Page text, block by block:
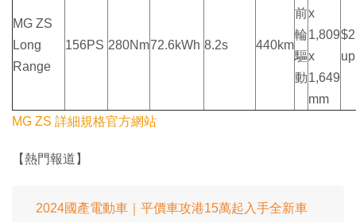
MG ZS
Long
Range
156PS 280Nm72.6kWh 8.2s 440km
前
輪
驅
動
x
1,809
x
1,649
mm
up
MG ZS 詳細規格官方網站
【熱門報道】
2024國產電動車｜平價車攻港15萬起入手全新車